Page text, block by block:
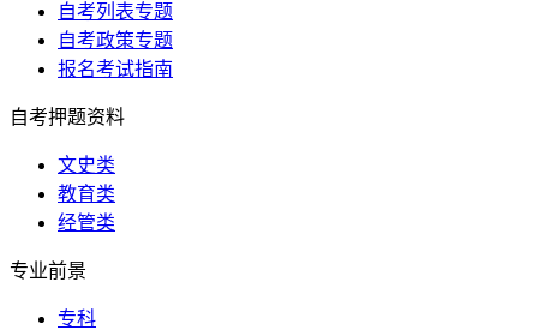
自考列表专题
自考政策专题
报名考试指南
自考押题资料
文史类
教育类
经管类
专业前景
专科